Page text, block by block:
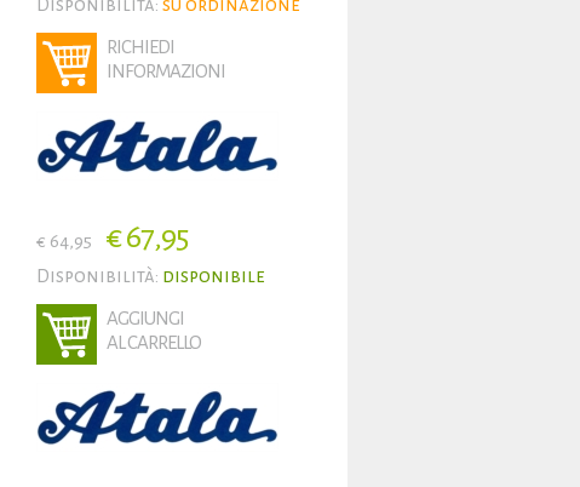
Disponibilità: su ordinazione
RICHIEDI
INFORMAZIONI
€ 64,95 € 67,95
Disponibilità: disponibile
AGGIUNGI
AL CARRELLO